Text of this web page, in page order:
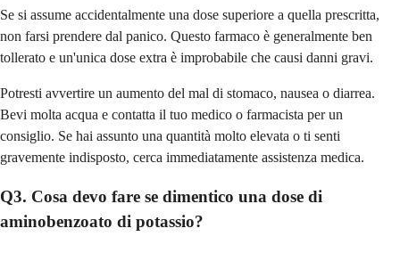
Se si assume accidentalmente una dose superiore a quella prescritta,
non farsi prendere dal panico. Questo farmaco è generalmente ben
tollerato e un'unica dose extra è improbabile che causi danni gravi.
Potresti avvertire un aumento del mal di stomaco, nausea o diarrea.
Bevi molta acqua e contatta il tuo medico o farmacista per un
consiglio. Se hai assunto una quantità molto elevata o ti senti
gravemente indisposto, cerca immediatamente assistenza medica.
Q3. Cosa devo fare se dimentico una dose di
aminobenzoato di potassio?